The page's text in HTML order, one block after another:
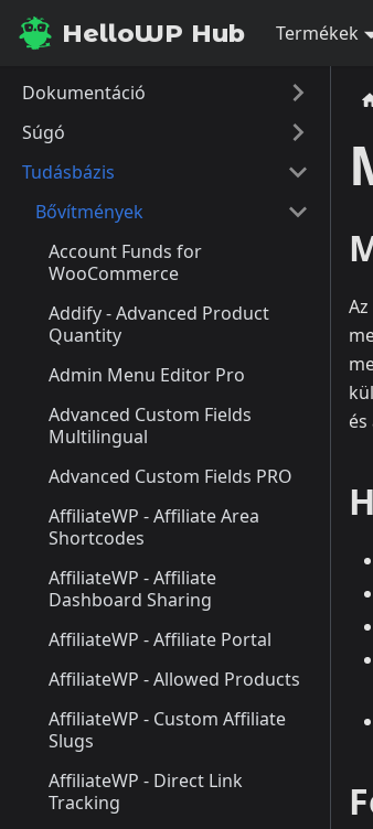
HelloWP Hub Termékek
Dokumentáció
Súgó
Tudásbázis
Bővítmények
Account Funds for
WooCommerce
Addify - Advanced Product
Quantity
Admin Menu Editor Pro
Advanced Custom Fields
Multilingual
Advanced Custom Fields PRO
AffiliateWP - Affiliate Area
Shortcodes
AffiliateWP - Affiliate
Dashboard Sharing
AffiliateWP - Affiliate Portal
AffiliateWP - Allowed Products
AffiliateWP - Custom Affiliate
Slugs
AffiliateWP - Direct Link
Tracking